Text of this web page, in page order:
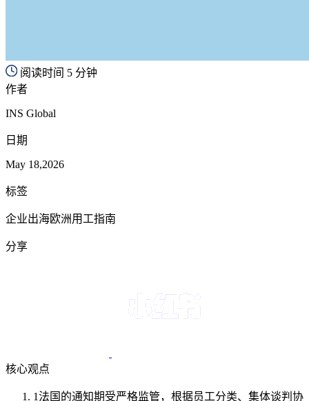
阅读时间 5 分钟
作者
INS Global
日期
May 18,2026
标签
企业出海欧洲用工指南
分享
核心观点
1法国的通知期受严格监管，根据员工分类、集体谈判协